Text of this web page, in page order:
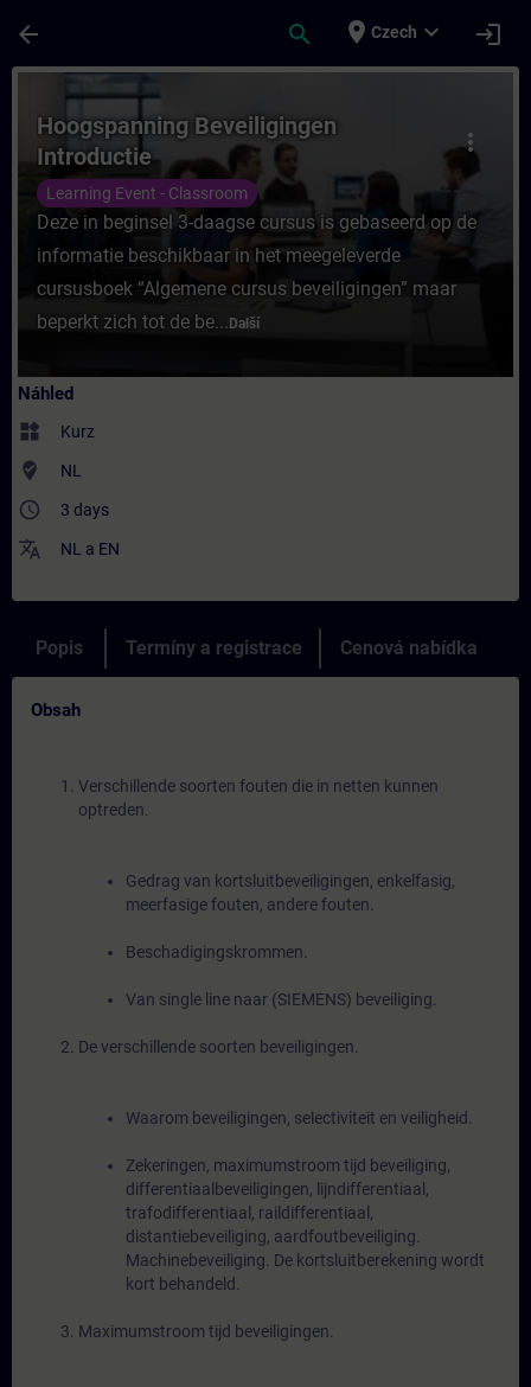
arrow_back search place Czech expand_more login
Kurz - Hoogspanning Beveiligingen
more_vert
Hoogspanning Beveiligingen
Introductie
Learning Event - Classroom
Deze in beginsel 3-daagse cursus is gebaseerd op de
informatie beschikbaar in het meegeleverde
cursusboek “Algemene cursus beveiligingen” maar
beperkt zich tot de be... Další
Náhled
widgets Kurz
where_to_vote NL
access_time 3 days
translate NL a EN
Popis Termíny a registrace Cenová nabídka
Obsah
Verschillende soorten fouten die in netten kunnen
optreden.
Gedrag van kortsluitbeveiligingen, enkelfasig,
meerfasige fouten, andere fouten.
Beschadigingskrommen.
Van single line naar (SIEMENS) beveiliging.
De verschillende soorten beveiligingen.
Waarom beveiligingen, selectiviteit en veiligheid.
Zekeringen, maximumstroom tijd beveiliging,
differentiaalbeveiligingen, lijndifferentiaal,
trafodifferentiaal, raildifferentiaal,
distantiebeveiliging, aardfoutbeveiliging.
Machinebeveiliging. De kortsluitberekening wordt
kort behandeld.
Maximumstroom tijd beveiligingen.